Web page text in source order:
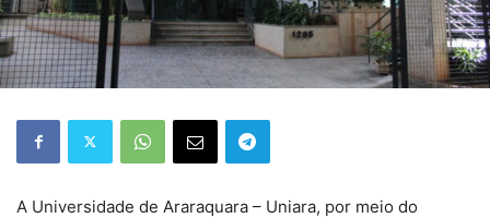
A Universidade de Araraquara – Uniara, por meio do